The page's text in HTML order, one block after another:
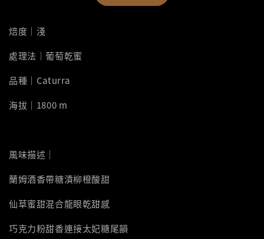
焙度｜淺
處理法｜葡萄乾蜜
品種｜Caturra
海拔｜1800 m
風味描述｜
蘭姆酒香帶糖漬柳橙酸甜
仙草蜜甜混合龍眼乾甜感
巧克力粉甜香連接太妃糖尾韻